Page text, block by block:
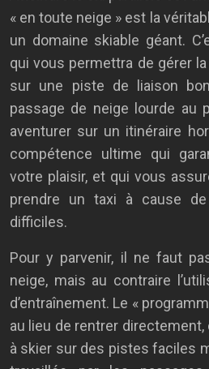
« en toute neige » est la
un domaine skiable géant.
qui vous permettra de gérer
sur une piste de liaison
passage de neige lourde au
aventurer sur un itinéraire
compétence ultime qui
votre plaisir, et qui vous
prendre un taxi à cause
difficiles.
Pour y parvenir, il ne faut
neige, mais au contraire
d’entraînement. Le «
au lieu de rentrer
à skier sur des pistes faciles